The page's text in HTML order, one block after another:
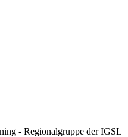
- Regionalgruppe der IGSL